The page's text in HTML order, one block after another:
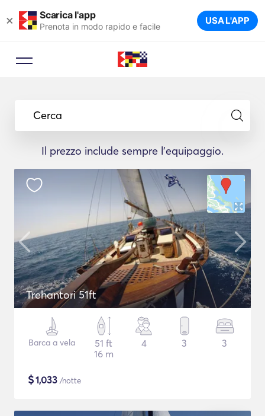
× Scarica l'app
Prenota in modo rapido e facile USA L'APP
Cerca
Il prezzo include sempre l'equipaggio.
Trehantori 51ft
Barca a vela
51 ft
16 m
4 3 3
$1,033 /notte